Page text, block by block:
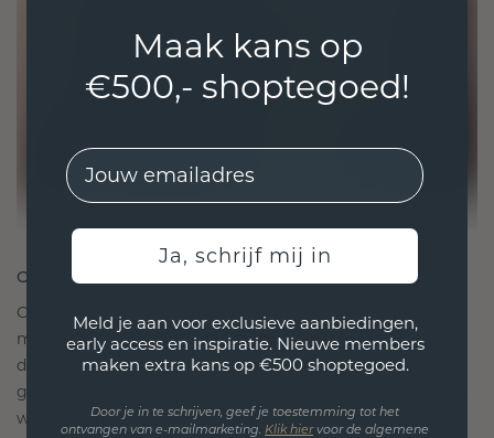
ONTWORPEN VOOR VERBINDING
Onze ontwerpfilosofie is gericht op verbinding,
met elk stuk ontworpen om de tand des tijds te
doorstaan. Het wordt jouw symbool van liefde en
gekoesterde momenten, bedoeld om voor altijd te
worden gedragen en gekoesterd.
Maak kans op
€500,- shoptegoed!
EMail
Ja, schrijf mij in
Meld je aan voor exclusieve aanbiedingen,
early access en inspiratie. Nieuwe members
maken extra kans op €500 shoptegoed.
Door je in te schrijven, geef je toestemming tot het
ontvangen van e-mailmarketing. Klik hiervoor de algemene